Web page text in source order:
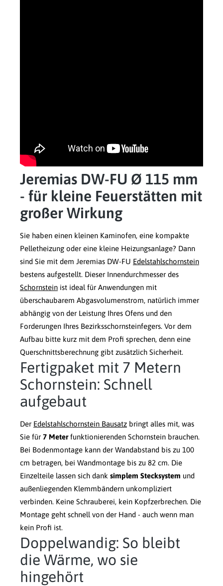
Jeremias DW-FU Ø 115 mm
- für kleine Feuerstätten mit
großer Wirkung
Sie haben einen kleinen Kaminofen, eine kompakte
Pelletheizung oder eine kleine Heizungsanlage? Dann
sind Sie mit dem Jeremias DW-FU Edelstahlschornstein
bestens aufgestellt. Dieser Innendurchmesser des
Schornstein ist ideal für Anwendungen mit
überschaubarem Abgasvolumenstrom, natürlich immer
abhängig von der Leistung Ihres Ofens und den
Forderungen Ihres Bezirksschornsteinfegers. Vor dem
Aufbau bitte kurz mit dem Profi sprechen, denn eine
Querschnittsberechnung gibt zusätzlich Sicherheit.
Fertigpaket mit 7 Metern
Schornstein: Schnell
aufgebaut
Der Edelstahlschornstein Bausatz bringt alles mit, was
Sie für 7 Meterfunktionierenden Schornstein brauchen.
Bei Bodenmontage kann der Wandabstand bis zu 100
cm betragen, bei Wandmontage bis zu 82 cm. Die
Einzelteile lassen sich dank simplem Stecksystem und
außenliegenden Klemmbändern unkompliziert
verbinden. Keine Schrauberei, kein Kopfzerbrechen. Die
Montage geht schnell von der Hand - auch wenn man
kein Profi ist.
Doppelwandig: So bleibt
die Wärme, wo sie
hingehört